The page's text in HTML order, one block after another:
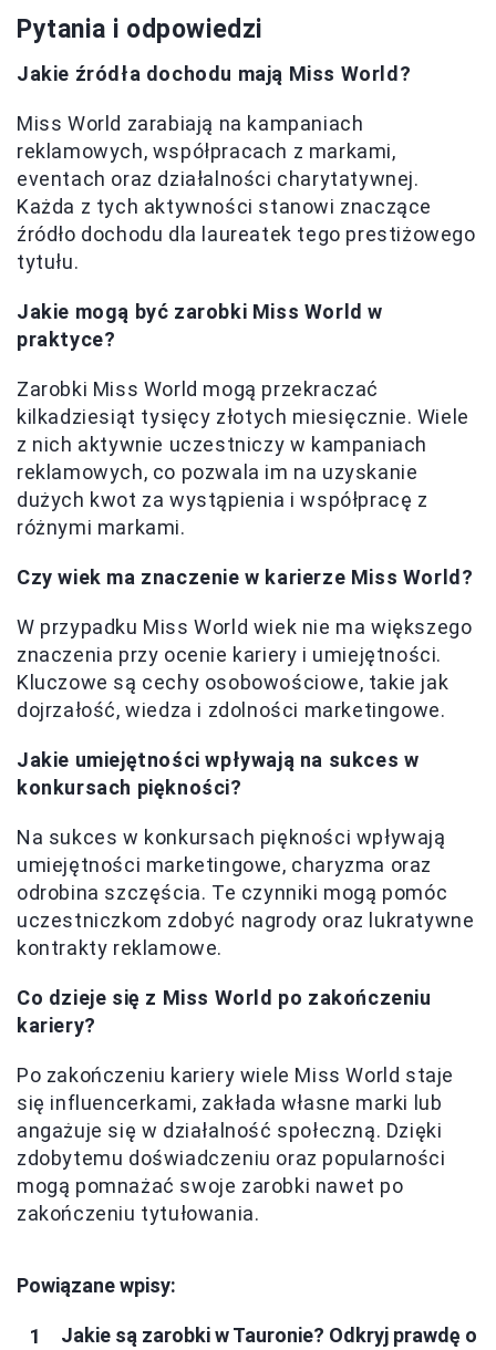
Pytania i odpowiedzi
Jakie źródła dochodu mają Miss World?
Miss World zarabiają na kampaniach
reklamowych, współpracach z markami,
eventach oraz działalności charytatywnej.
Każda z tych aktywności stanowi znaczące
źródło dochodu dla laureatek tego prestiżowego
tytułu.
Jakie mogą być zarobki Miss World w
praktyce?
Zarobki Miss World mogą przekraczać
kilkadziesiąt tysięcy złotych miesięcznie. Wiele
z nich aktywnie uczestniczy w kampaniach
reklamowych, co pozwala im na uzyskanie
dużych kwot za wystąpienia i współpracę z
różnymi markami.
Czy wiek ma znaczenie w karierze Miss World?
W przypadku Miss World wiek nie ma większego
znaczenia przy ocenie kariery i umiejętności.
Kluczowe są cechy osobowościowe, takie jak
dojrzałość, wiedza i zdolności marketingowe.
Jakie umiejętności wpływają na sukces w
konkursach piękności?
Na sukces w konkursach piękności wpływają
umiejętności marketingowe, charyzma oraz
odrobina szczęścia. Te czynniki mogą pomóc
uczestniczkom zdobyć nagrody oraz lukratywne
kontrakty reklamowe.
Co dzieje się z Miss World po zakończeniu
kariery?
Po zakończeniu kariery wiele Miss World staje
się influencerkami, zakłada własne marki lub
angażuje się w działalność społeczną. Dzięki
zdobytemu doświadczeniu oraz popularności
mogą pomnażać swoje zarobki nawet po
zakończeniu tytułowania.
Powiązane wpisy:
Jakie są zarobki w Tauronie? Odkryj prawdę o